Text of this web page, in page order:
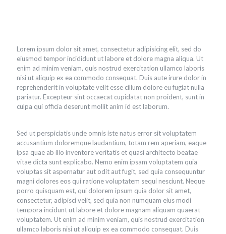
Lorem ipsum dolor sit amet, consectetur adipisicing elit, sed do
eiusmod tempor incididunt ut labore et dolore magna aliqua. Ut
enim ad minim veniam, quis nostrud exercitation ullamco laboris
nisi ut aliquip ex ea commodo consequat. Duis aute irure dolor in
reprehenderit in voluptate velit esse cillum dolore eu fugiat nulla
pariatur. Excepteur sint occaecat cupidatat non proident, sunt in
culpa qui officia deserunt mollit anim id est laborum.
Sed ut perspiciatis unde omnis iste natus error sit voluptatem
accusantium doloremque laudantium, totam rem aperiam, eaque
ipsa quae ab illo inventore veritatis et quasi architecto beatae
vitae dicta sunt explicabo. Nemo enim ipsam voluptatem quia
voluptas sit aspernatur aut odit aut fugit, sed quia consequuntur
magni dolores eos qui ratione voluptatem sequi nesciunt. Neque
porro quisquam est, qui dolorem ipsum quia dolor sit amet,
consectetur, adipisci velit, sed quia non numquam eius modi
tempora incidunt ut labore et dolore magnam aliquam quaerat
voluptatem. Ut enim ad minim veniam, quis nostrud exercitation
ullamco laboris nisi ut aliquip ex ea commodo consequat. Duis